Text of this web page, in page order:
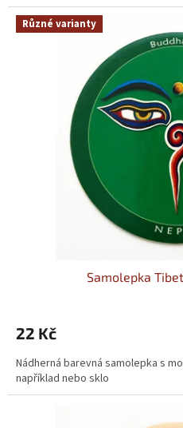
Různé varianty
Samolepka
22 Kč
Nádherná barevná samolepka s
například nebo sklo